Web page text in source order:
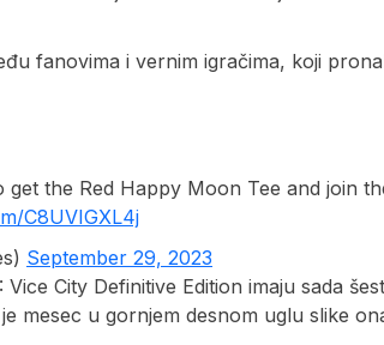
fanovima i vernim igračima, koji
the Red Happy Moon Tee and join
C8UVIGXL4j
September 29, 2023
City Definitive Edition imaju sada
mesec u gornjem desnom uglu slike